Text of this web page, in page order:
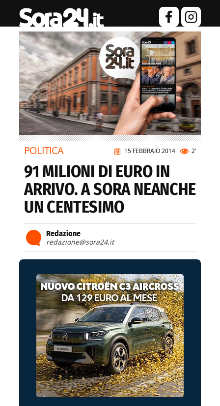
15 FEBBRAIO 2014 2’
POLITICA
91 MILIONI DI EURO IN
ARRIVO. A SORA NEANCHE
UN CENTESIMO
Redazione
redazione@sora24.it